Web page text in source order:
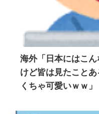
海外「日本にはこ
けど皆は見たこと
くちゃ可愛いｗｗ」